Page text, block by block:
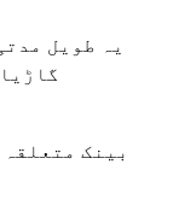
یہ طویل
بینک